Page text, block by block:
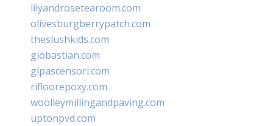
lilyandrosetearoom.com
olivesburgberrypatch.com
theslushkids.com
giobastian.com
glpascensori.com
rifloorepoxy.com
woolleymillingandpaving.com
uptonpvd.com